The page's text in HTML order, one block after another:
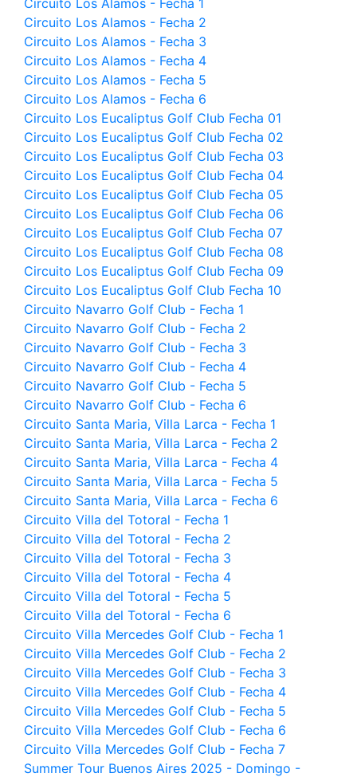
Circuito Los Alamos - Fecha 1
Circuito Los Alamos - Fecha 2
Circuito Los Alamos - Fecha 3
Circuito Los Alamos - Fecha 4
Circuito Los Alamos - Fecha 5
Circuito Los Alamos - Fecha 6
Circuito Los Eucaliptus Golf Club Fecha 01
Circuito Los Eucaliptus Golf Club Fecha 02
Circuito Los Eucaliptus Golf Club Fecha 03
Circuito Los Eucaliptus Golf Club Fecha 04
Circuito Los Eucaliptus Golf Club Fecha 05
Circuito Los Eucaliptus Golf Club Fecha 06
Circuito Los Eucaliptus Golf Club Fecha 07
Circuito Los Eucaliptus Golf Club Fecha 08
Circuito Los Eucaliptus Golf Club Fecha 09
Circuito Los Eucaliptus Golf Club Fecha 10
Circuito Navarro Golf Club - Fecha 1
Circuito Navarro Golf Club - Fecha 2
Circuito Navarro Golf Club - Fecha 3
Circuito Navarro Golf Club - Fecha 4
Circuito Navarro Golf Club - Fecha 5
Circuito Navarro Golf Club - Fecha 6
Circuito Santa Maria, Villa Larca - Fecha 1
Circuito Santa Maria, Villa Larca - Fecha 2
Circuito Santa Maria, Villa Larca - Fecha 4
Circuito Santa Maria, Villa Larca - Fecha 5
Circuito Santa Maria, Villa Larca - Fecha 6
Circuito Villa del Totoral - Fecha 1
Circuito Villa del Totoral - Fecha 2
Circuito Villa del Totoral - Fecha 3
Circuito Villa del Totoral - Fecha 4
Circuito Villa del Totoral - Fecha 5
Circuito Villa del Totoral - Fecha 6
Circuito Villa Mercedes Golf Club - Fecha 1
Circuito Villa Mercedes Golf Club - Fecha 2
Circuito Villa Mercedes Golf Club - Fecha 3
Circuito Villa Mercedes Golf Club - Fecha 4
Circuito Villa Mercedes Golf Club - Fecha 5
Circuito Villa Mercedes Golf Club - Fecha 6
Circuito Villa Mercedes Golf Club - Fecha 7
Summer Tour Buenos Aires 2025 - Domingo -